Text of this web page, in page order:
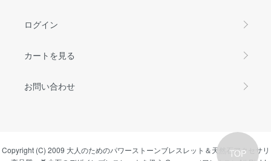
ログイン
カートを見る
お問い合わせ
Copyright (C) 2009 大人のためのパワーストーンブレスレット＆天然石アクセサリ
TOP